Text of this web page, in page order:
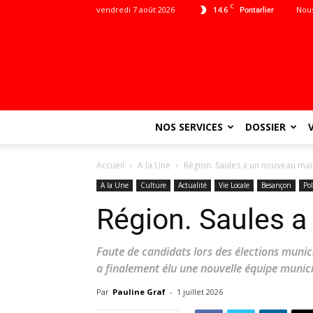
14.6 C Pontarlier
vendredi 7 août 2026
NOS SERVICES DOSSIER
Accueil A la Une Région. Saules a un nouveau
A la Une Culture Actualité Vie Locale Besançon
Région. Saules
Faute de candidats lors des élections
a finalement élu une nouvelle équipe
Par Pauline Graf - 1 juillet 2026